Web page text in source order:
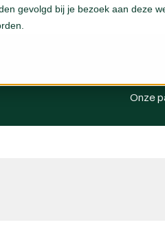
gevolgd bij je bezoek aan deze
Onze